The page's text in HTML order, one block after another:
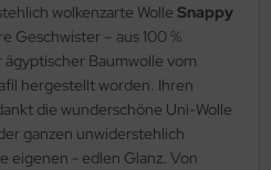
wolkenzarte Wolle Snappy
Geschwister – aus 100 %
Baumwolle vom
hergestellt worden. Ihren
die wunderschöne Uni-Wolle
ganzen unwiderstehlich
eigenen - edlen Glanz. Von